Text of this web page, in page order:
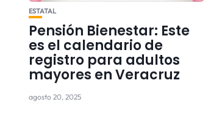
ESTATAL
Pensión Bienestar: Este
es el calendario de
registro para adultos
mayores en Veracruz
agosto 20, 2025